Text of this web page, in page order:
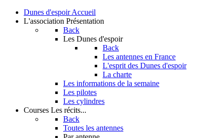
Dunes d'espoir Accueil
L'association Présentation
Back
Les Dunes d'espoir
Back
Les antennes en France
L'esprit des Dunes d'espoir
La charte
Les informations de la semaine
Les pilotes
Les cylindres
Courses Les récits...
Back
Toutes les antennes